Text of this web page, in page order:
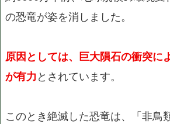
の恐竜が姿を消しました。
原因としては、巨大隕石の衝突に
が有力 とされています。
このとき絶滅した恐竜は、「非鳥